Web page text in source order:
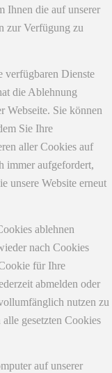
Ihnen die auf unserer
zur Verfügung zu
verfügbaren Dienste
die Ablehnung
Webseite. Sie können
Sie Ihre
aller Cookies auf
immer aufgefordert,
unsere Website erneut
ablehnen
nach Cookies
für Ihre
abmelden oder
nutzen zu
gesetzten Cookies
auf unserer